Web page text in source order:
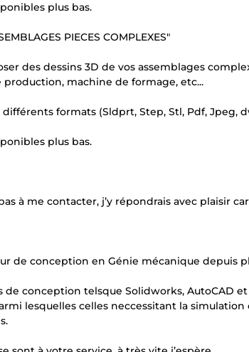
plus bas.
PIECES COMPLEXES"
des dessins 3D de vos assemblages
production, machine de formage, etc...
formats (Sldprt, Step, Stl, Pdf, Jpeg,
plus bas.
à me contacter, j’y répondrais avec plaisir
de conception en Génie mécanique depuis
conception telsque Solidworks, AutoCAD
lesquelles celles neccessitant la